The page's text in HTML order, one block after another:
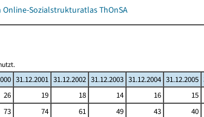
Sozialstrukturatlas ThOnSA
31.12.2001 31.12.2002 31.12.2003 31.12.2004 31.12.2005
26 19 18 14 16
15
73 74 61 49 43
40